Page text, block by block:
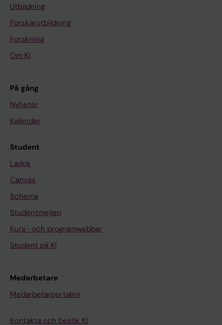
Utbildning
Forskarutbildning
Forskning
Om KI
På gång
Nyheter
Kalender
Student
Ladok
Canvas
Schema
Studentmejlen
Kurs- och programwebbar
Student på KI
Medarbetare
Medarbetarportalen
Kontakta och besök KI